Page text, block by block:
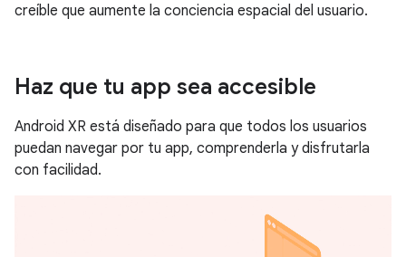
creíble que aumente la conciencia espacial del usuario.
Haz que tu app sea accesible
Android XR está diseñado para que todos los usuarios
puedan navegar por tu app, comprenderla y disfrutarla
con facilidad.